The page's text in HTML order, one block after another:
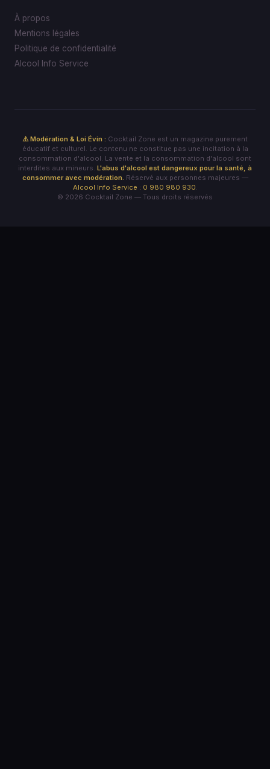
À propos
Mentions légales
Politique de confidentialité
Alcool Info Service
⚠️ Modération & Loi Évin : Cocktail Zone est un magazine purement
éducatif et culturel. Le contenu ne constitue pas une incitation à la
consommation d'alcool. La vente et la consommation d'alcool sont
interdites aux mineurs. L'abus d'alcool est dangereux pour la santé, à
consommer avec modération. Réservé aux personnes majeures —
Alcool Info Service : 0 980 980 930.
© 2026 Cocktail Zone — Tous droits réservés